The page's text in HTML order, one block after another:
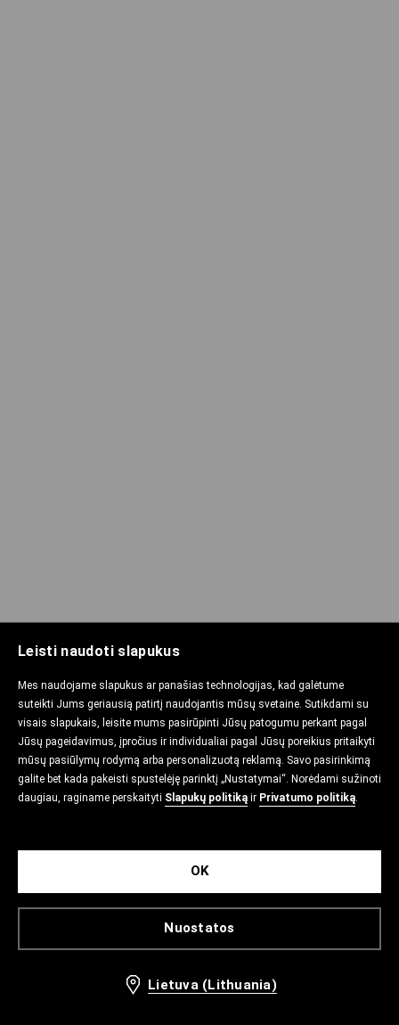
Leisti naudoti slapukus
Mes naudojame slapukus ar panašias technologijas, kad galėtume
suteikti Jums geriausią patirtį naudojantis mūsų svetaine. Sutikdami su
visais slapukais, leisite mums pasirūpinti Jūsų patogumu perkant pagal
Jūsų pageidavimus, įpročius ir individualiai pagal Jūsų poreikius pritaikyti
mūsų pasiūlymų rodymą arba personalizuotą reklamą. Savo pasirinkimą
galite bet kada pakeisti spustelėję parinktį „Nustatymai“. Norėdami sužinoti
daugiau, raginame perskaityti Slapukų politiką ir Privatumo politiką.
Nuostatos
OK
Lietuva (Lithuania)